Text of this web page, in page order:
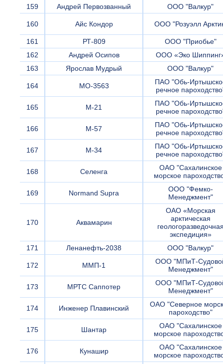
159 Андрей Первозванный ООО "Валкур"
160 Айс Кондор ООО "Розуэлл
161 РТ-809
ООО "Приобье"
162
Андрей Осипов
ООО «Эко
163
Ярослав Мудрый ООО "Валкур"
164 МО-3563
ПАО "Обь-
речное
165 М-21
ПАО "Обь-
речное
166 М-57
ПАО "Обь-
речное
167 М-34
ПАО "Обь-
речное
168 Селенга
ОАО "Сахалинское
морское
169 Normand Supra
ООО "Фемко-
Менеджмент"
170 Аквамарин
ОАО «Морская
арктическая
экспедиция»
171
Ленанефть-2038 ООО "Валкур"
172 ММП-1
ООО "МПиТ-
Менеджмент"
173 МРТС Саппотер
ООО "МПиТ-
Менеджмент"
174 Инженер Плавинский
ОАО "Северное
пароходство"
175 Шантар
ОАО "Сахалинское
морское
176 Кунашир
ОАО "Сахалинское
морское